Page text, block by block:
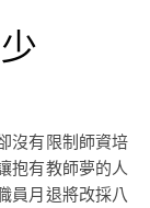
抱有教師夢的人
員月退將改採八